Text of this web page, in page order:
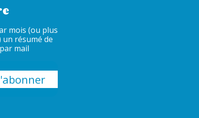
mois (ou plus
un résumé de
mail